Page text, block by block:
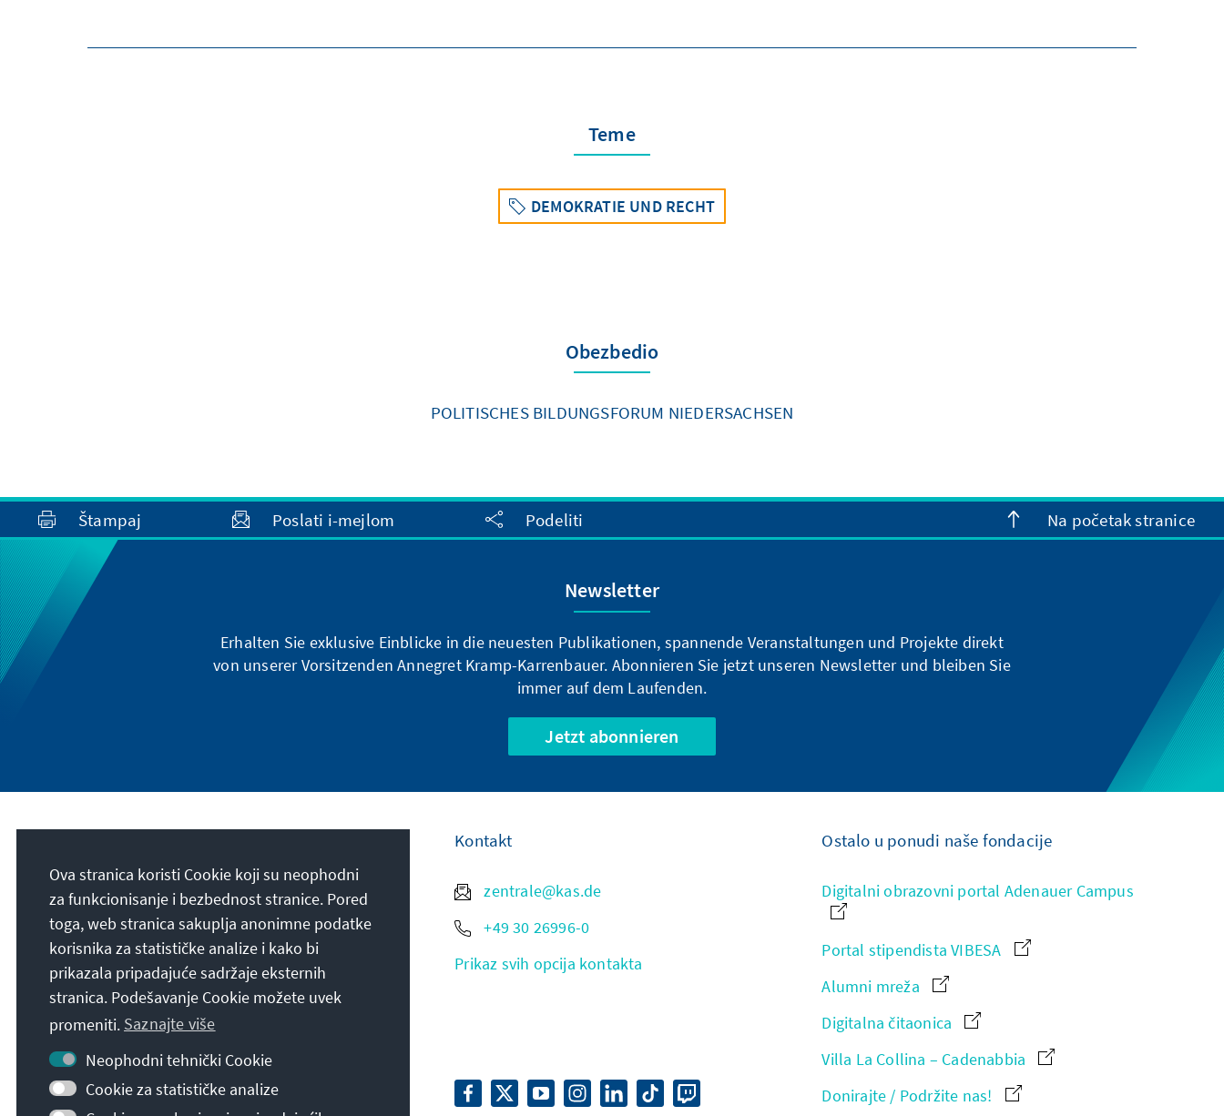
Teme
DEMOKRATIE UND RECHT
Obezbedio
POLITISCHES BILDUNGSFORUM NIEDERSACHSEN
Štampaj Poslati i-mejlom Podeliti Na početak stranice
Newsletter
Erhalten Sie exklusive Einblicke in die neuesten Publikationen, spannende Veranstaltungen und Projekte direkt
von unserer Vorsitzenden Annegret Kramp-Karrenbauer. Abonnieren Sie jetzt unseren Newsletter und bleiben Sie
immer auf dem Laufenden.
Jetzt abonnieren
Die Konrad-Adenauer-Stiftung setzt sich
national und international durch politische
Bildung für Frieden, Freiheit und
Gerechtigkeit ein. Wir fördern und bewahren
freiheitliche Demokratie, die Soziale
Marktwirtschaft und die Entwicklung und
Festigung des Wertekonsenses.
Naša misija
Kontakt
zentrale@kas.de
+49 30 26996-0
Prikaz svih opcija kontakta
Ostalo u ponudi naše fondacije
Digitalni obrazovni portal Adenauer Campus
Portal stipendista VIBESA
Alumni mreža
Digitalna čitaonica
Villa La Collina – Cadenabbia
Donirajte / Podržite nas!
Ova stranica koristi Cookie koji su neophodni
za funkcionisanje i bezbednost stranice. Pored
toga, web stranica sakuplja anonimne podatke
korisnika za statističke analize i kako bi
prikazala pripadajuće sadržaje eksternih
stranica. Podešavanje Cookie možete uvek
promeniti. Saznajte više
Neophodni tehnički Cookie
Cookie za statističke analize